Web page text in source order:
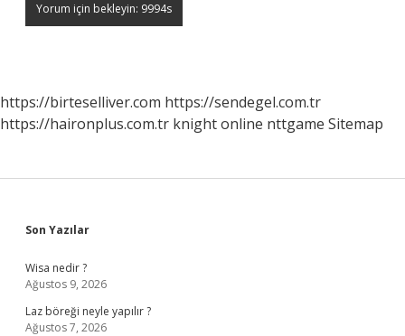
https://birteselliver.com https://sendegel.com.tr
https://haironplus.com.tr knight online nttgame Sitemap
Sidebar
Son Yazılar
Wisa nedir ?
Ağustos 9, 2026
Laz böreği neyle yapılır ?
Ağustos 7, 2026